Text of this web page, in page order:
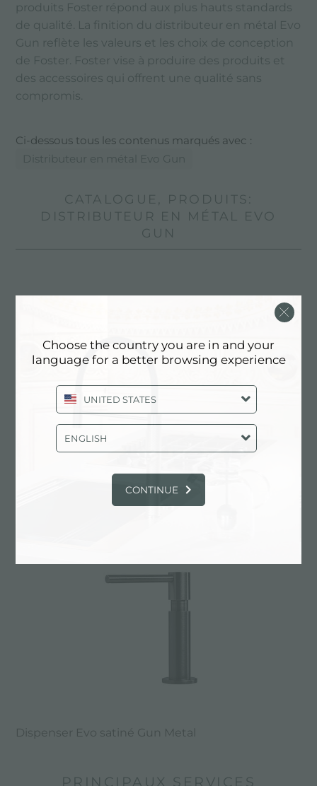
produits Foster répond aux plus hauts standards
de qualité. La finition du distributeur en métal Evo
Gun reflète les valeurs et les choix de conception
de Foster. Foster vise à produire des produits et
des accessoires qui offrent une qualité sans
compromis.
Ci-dessous tous les contenus marqués avec :
Distributeur en métal Evo Gun
CATALOGUE, PRODUITS:
DISTRIBUTEUR EN MÉTAL EVO
GUN
Dispenser Evo Gun Metal
Dispenser Evo satiné Gun Metal
PRINCIPAUX SERVICES
Choose the country you are in and your
language for a better browsing experience
UNITED STATES
ENGLISH
CONTINUE